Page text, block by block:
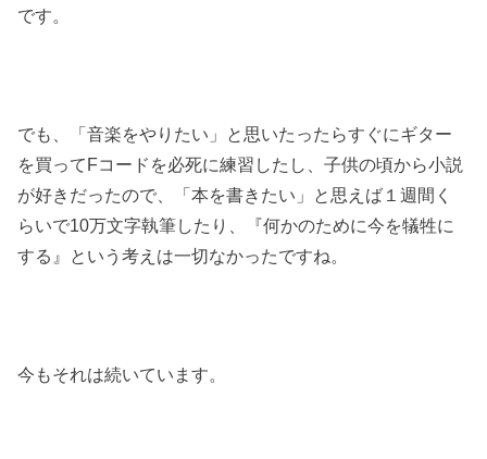
です。
でも、「音楽をやりたい」と思いたったらすぐにギター
を買ってFコードを必死に練習したし、子供の頃から小説
が好きだったので、「本を書きたい」と思えば１週間く
らいで10万文字執筆したり、『何かのために今を犠牲に
する』という考えは一切なかったですね。
今もそれは続いています。